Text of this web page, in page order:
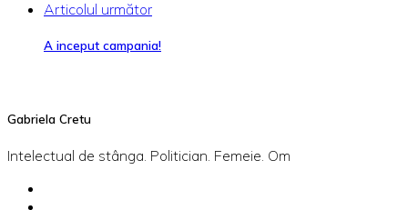
Articolul următor
A inceput campania!
Gabriela Cretu
Intelectual de stânga. Politician. Femeie. Om